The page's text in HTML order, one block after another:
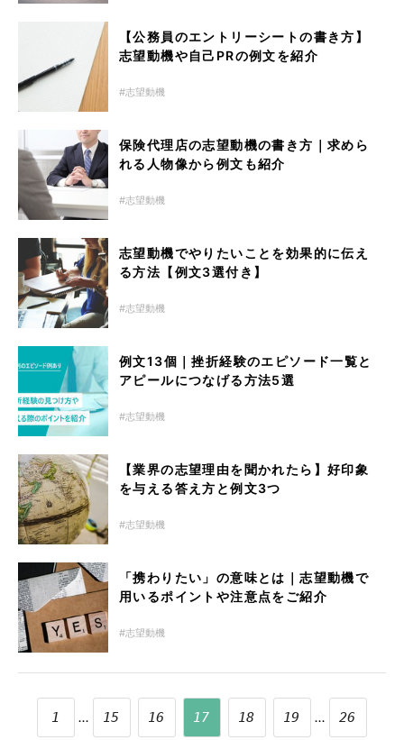
【公務員のエントリーシートの書き方】
志望動機や自己PRの例文を紹介
志望動機
保険代理店の志望動機の書き方｜求めら
れる人物像から例文も紹介
志望動機
志望動機でやりたいことを効果的に伝え
る方法【例文3選付き】
志望動機
例文13個｜挫折経験のエピソード一覧と
アピールにつなげる方法5選
志望動機
【業界の志望理由を聞かれたら】好印象
を与える答え方と例文3つ
志望動機
「携わりたい」の意味とは｜志望動機で
用いるポイントや注意点をご紹介
志望動機
1 ... 15 16 17 18 19 ... 26